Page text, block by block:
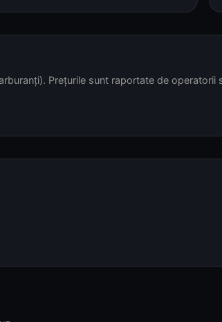
Prețurile sunt raportate de operatorii